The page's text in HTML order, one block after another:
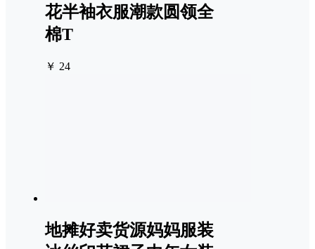
花半袖衣服潮款圆领全
棉T
￥ 24
地摊好卖货源妈妈服装